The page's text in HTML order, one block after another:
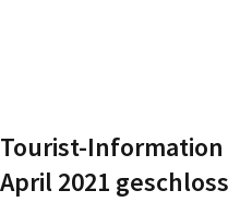
Tourist-Information
April 2021